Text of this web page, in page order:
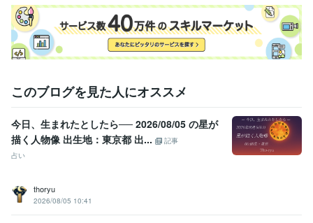
このブログを見た人にオススメ
今日、生まれたとしたら── 2026/08/05 の星が
描く人物像 出生地：東京都 出...
記事
占い
thoryu
2026/08/05 10:41